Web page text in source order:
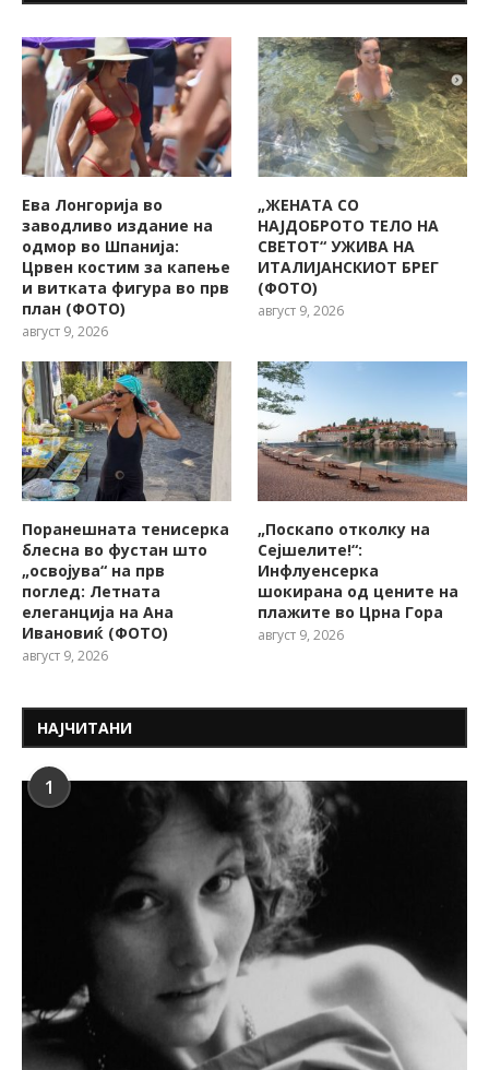
Ева Лонгорија во
заводливо издание на
одмор во Шпанија:
Црвен костим за капење
и витката фигура во прв
план (ФОТО)
август 9, 2026
„ЖЕНАТА СО
НАЈДОБРОТО ТЕЛО НА
СВЕТОТ“ УЖИВА НА
ИТАЛИЈАНСКИОТ БРЕГ
(ФОТО)
август 9, 2026
Поранешната тенисерка
блесна во фустан што
„освојува“ на прв
поглед: Летната
елеганција на Ана
Ивановиќ (ФОТО)
август 9, 2026
„Поскапо отколку на
Сејшелите!“:
Инфлуенсерка
шокирана од цените на
плажите во Црна Гора
август 9, 2026
НАЈЧИТАНИ
1